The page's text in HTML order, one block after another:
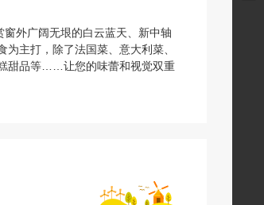
外广阔无垠的白云蓝天、新中轴
主打，除了法国菜、意大利菜、
甜品等……让您的味蕾和视觉双重